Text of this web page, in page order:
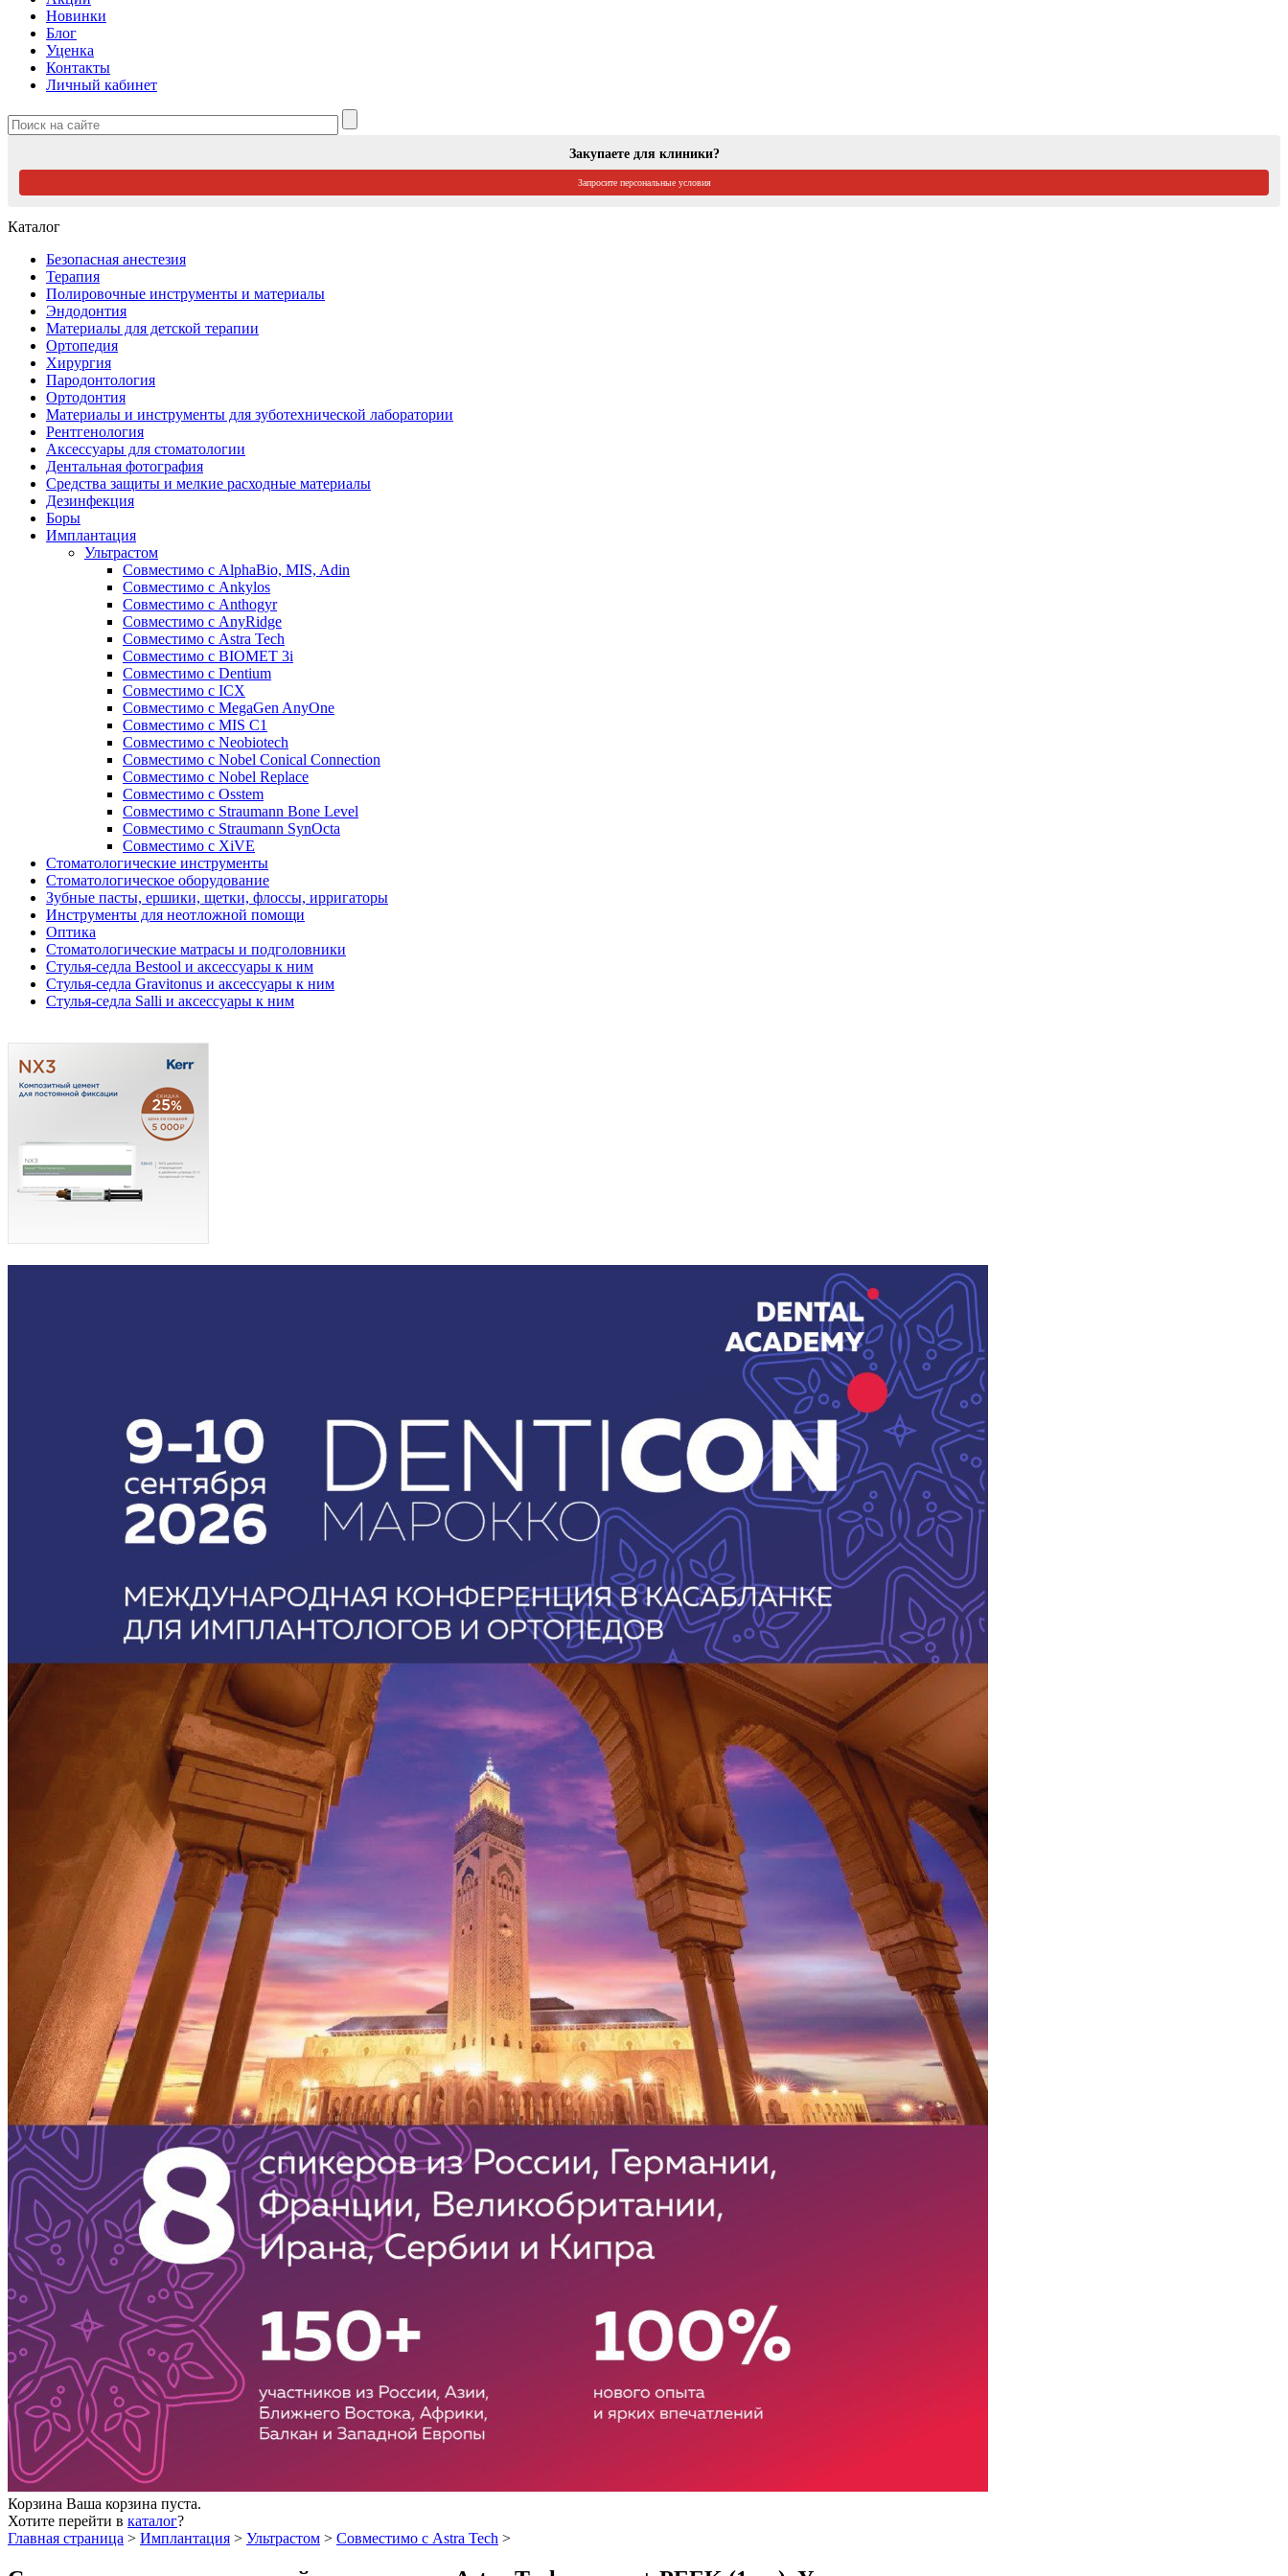
Новинки
Блог
Уценка
Контакты
Личный кабинет
Закупаете для клиники?
Запросите персональные условия
Каталог
Безопасная анестезия
Терапия
Полировочные инструменты и материалы
Эндодонтия
Материалы для детской терапии
Ортопедия
Хирургия
Пародонтология
Ортодонтия
Материалы и инструменты для зуботехнической лаборатории
Рентгенология
Аксессуары для стоматологии
Дентальная фотография
Средства защиты и мелкие расходные материалы
Дезинфекция
Боры
Имплантация
Ультрастом
Совместимо с AlphaBio, MIS, Adin
Совместимо с Ankylos
Совместимо с Anthogyr
Совместимо с AnyRidge
Совместимо с Astra Tech
Совместимо с BIOMET 3i
Совместимо с Dentium
Совместимо с ICX
Совместимо с MegaGen AnyOne
Совместимо с MIS С1
Совместимо с Neobiotech
Совместимо с Nobel Conical Connection
Совместимо с Nobel Replace
Совместимо с Osstem
Совместимо с Straumann Bone Level
Совместимо с Straumann SynOcta
Совместимо с XiVE
Стоматологические инструменты
Стоматологическое оборудование
Зубные пасты, ершики, щетки, флоссы, ирригаторы
Инструменты для неотложной помощи
Оптика
Стоматологические матрасы и подголовники
Стулья-седла Bestool и аксессуары к ним
Стулья-седла Gravitonus и аксессуары к ним
Стулья-седла Salli и аксессуары к ним
Корзина Ваша корзина пуста.
Хотите перейти в каталог?
Главная страница > Имплантация > Ультрастом > Совместимо с Astra Tech >